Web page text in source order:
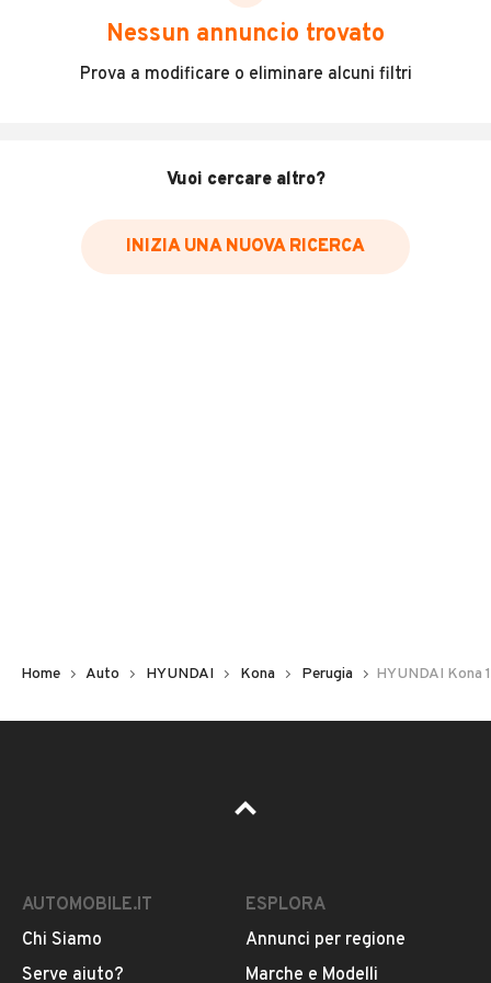
scegliere in modo trasparente e sicuro, come:
Incidenti in cui è stato coinvolto il veicolo
Data e luogo delle revisioni effettuate
Inserisci il numero di targa per verificare la disponibilità
Pubblicità
Nessun annuncio trovato
Prova a modificare o eliminare alcuni filtri
Vuoi cercare altro?
INIZIA UNA NUOVA RICERCA
Home Auto HYUNDAI Kona Perugia HYUNDAI Kona
AUTOMOBILE.IT
Chi Siamo
Serve aiuto?
ESPLORA
Annunci per regione
Marche e Modelli